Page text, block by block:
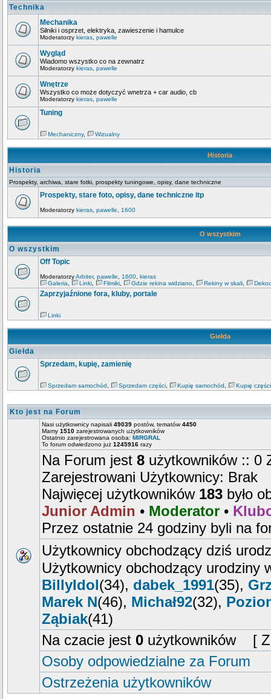
Technika
Mechanika
Silniki i osprzet, elektryka, zawieszenie i hamulce
Moderatorzy kieras pawelle
Wygląd
Wiadomo wszystko co na zewnatrz
Moderatorzy kieras pawelle
Wnętrze
Wszystko co może dotyczyć wnetrza + car audio, cb
Moderatorzy kieras pawelle
Tuning
Mechaniczny, Wizualny
Historia
Historia
Prospekty, archiwa, stare fotki, prospekty tuningowe, opisy, dane techniczne
Prospekty, stare foto, opisy, dane techniczne itp
Moderatorzy kieras pawelle 1600
O wszystkim
O wszystkim
Off Topic
ModeratorzyArbiter, pawelle 1600 kieras
Galeria
Linki Filmiki Gdzie rekina widziano Rekiny w skali
Zaprzyjaźnione fora, kluby, portale
Linki
Giełda
Giełda
Sprzedam, kupię, zamienię
Sprzedam samochód Sprzedam części Kupię samochód Kupię części
Kto jest na Forum
Nasi użytkownicy napisali 49039 postów, tematów4450
Mamy 1510 zarejestrowanych użytkowników
Ostatnio zarejestrowana osoba: MIRGRAL
To forum odwiedzono już 1245916 razy
Na Forum jest 8 użytkowników :: 0
Zarejestrowani Użytkownicy: Brak
Najwięcej użytkowników 183 było
Junior Admin • Moderator •
Przez ostatnie 24 godziny byli na
Użytkownicy obchodzący dziś
Użytkownicy obchodzący urodziny
BillyIdol(34), dabek_1991(35),
Marek N(46), Michał92(32),
Ząbiak(41)
Na czacie jest 0 użytkowników [
Osoby odpowiedzialne za Forum
Ostrzeżenia użytkowników